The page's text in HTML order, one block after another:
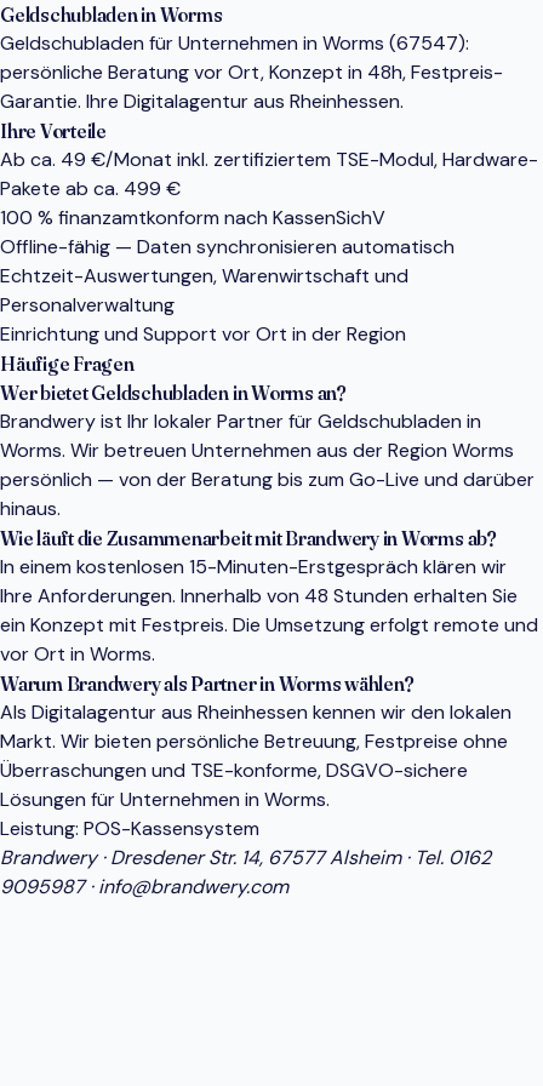
Geldschubladen in Worms
Geldschubladen für Unternehmen in Worms (67547):
persönliche Beratung vor Ort, Konzept in 48h, Festpreis-
Garantie. Ihre Digitalagentur aus Rheinhessen.
Ihre Vorteile
Ab ca. 49 €/Monat inkl. zertifiziertem TSE-Modul, Hardware-
Pakete ab ca. 499 €
100 % finanzamtkonform nach KassenSichV
Offline-fähig — Daten synchronisieren automatisch
Echtzeit-Auswertungen, Warenwirtschaft und
Personalverwaltung
Einrichtung und Support vor Ort in der Region
Häufige Fragen
Wer bietet Geldschubladen in Worms an?
Brandwery ist Ihr lokaler Partner für Geldschubladen in
Worms. Wir betreuen Unternehmen aus der Region Worms
persönlich — von der Beratung bis zum Go-Live und darüber
hinaus.
Wie läuft die Zusammenarbeit mit Brandwery in Worms ab?
In einem kostenlosen 15-Minuten-Erstgespräch klären wir
Ihre Anforderungen. Innerhalb von 48 Stunden erhalten Sie
ein Konzept mit Festpreis. Die Umsetzung erfolgt remote und
vor Ort in Worms.
Warum Brandwery als Partner in Worms wählen?
Als Digitalagentur aus Rheinhessen kennen wir den lokalen
Markt. Wir bieten persönliche Betreuung, Festpreise ohne
Überraschungen und TSE-konforme, DSGVO-sichere
Lösungen für Unternehmen in Worms.
Leistung: POS-Kassensystem
Brandwery · Dresdener Str. 14, 67577 Alsheim · Tel. 0162
9095987·info@brandwery.com